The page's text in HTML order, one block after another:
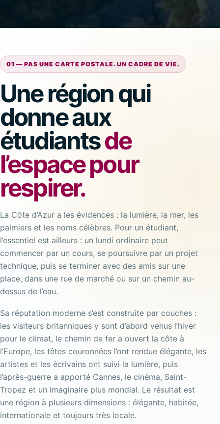
01 — PAS UNE CARTE POSTALE. UN CADRE DE VIE.
Une région qui
donne aux
étudiantsde
l’espace pour
respirer.
La Côte d’Azur a les évidences : la lumière, la mer, les
palmiers et les noms célèbres. Pour un étudiant,
l’essentiel est ailleurs : un lundi ordinaire peut
commencer par un cours, se poursuivre par un projet
technique, puis se terminer avec des amis sur une
place, dans une rue de marché ou sur un chemin au-
dessus de l’eau.
Sa réputation moderne s’est construite par couches :
les visiteurs britanniques y sont d’abord venus l’hiver
pour le climat, le chemin de fer a ouvert la côte à
l’Europe, les têtes couronnées l’ont rendue élégante, les
artistes et les écrivains ont suivi la lumière, puis
l’après-guerre a apporté Cannes, le cinéma, Saint-
Tropez et un imaginaire plus mondial. Le résultat est
une région à plusieurs dimensions : élégante, habitée,
internationale et toujours très locale.